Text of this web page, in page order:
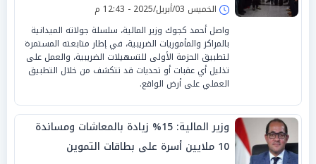
الخميس 03/أبريل/2025 - 12:43 م
واصل أحمد كجوك وزير المالية، سلسلة جولاته الميدانية
بالمراكز والمأموريات الضريبية، في إطار متابعته المستمرة
لتطبيق الحزمة الأولى للتسهيلات الضريبية، والعمل على
تذليل أي عقبات أو تحديات قد تتكشف من خلال التطبيق
العملي على أرض الواقع.
وزير المالية: 15% زيادة بالمعاشات ومساندة
10 ملايين أسرة على بطاقات التموين